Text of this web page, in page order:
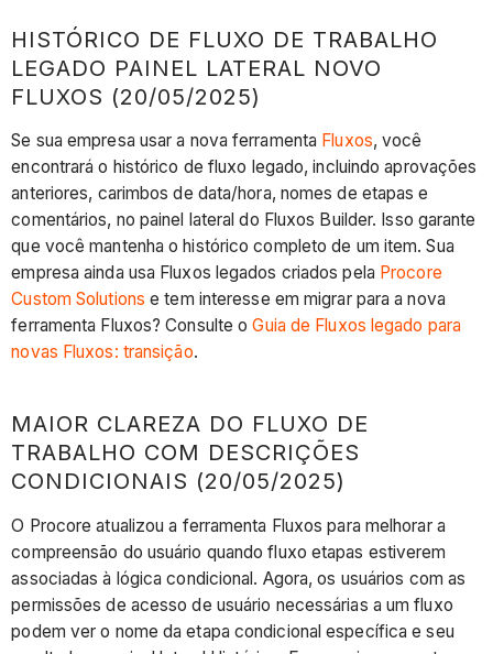
HISTÓRICO DE FLUXO DE TRABALHO
LEGADO PAINEL LATERAL NOVO
FLUXOS (20/05/2025)
Se sua empresa usar a nova ferramenta Fluxos, você
encontrará o histórico de fluxo legado, incluindo aprovações
anteriores, carimbos de data/hora, nomes de etapas e
comentários, no painel lateral do Fluxos Builder. Isso garante
que você mantenha o histórico completo de um item. Sua
empresa ainda usa Fluxos legados criados pela Procore
Custom Solutions e tem interesse em migrar para a nova
ferramenta Fluxos? Consulte oGuia de Fluxos legado para
novas Fluxos: transição.
MAIOR CLAREZA DO FLUXO DE
TRABALHO COM DESCRIÇÕES
CONDICIONAIS (20/05/2025)
O Procore atualizou a ferramenta Fluxos para melhorar a
compreensão do usuário quando fluxo etapas estiverem
associadas à lógica condicional. Agora, os usuários com as
permissões de acesso de usuário necessárias a um fluxo
podem ver o nome da etapa condicional específica e seu